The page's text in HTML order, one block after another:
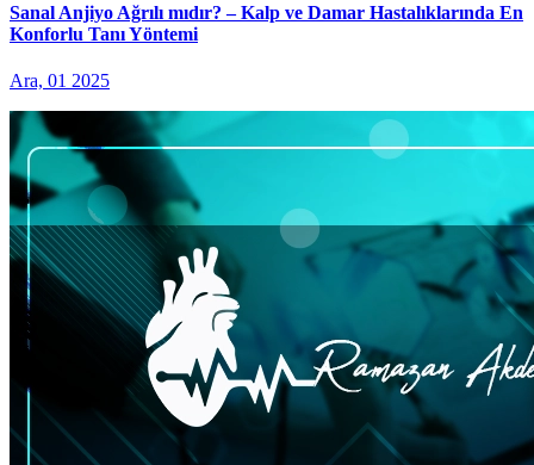
Sanal Anjiyo Ağrılı mıdır? – Kalp ve Damar Hastalıklarında En
Konforlu Tanı Yöntemi
Ara, 01 2025